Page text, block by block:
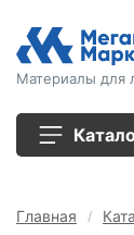
Материалы для
Главная